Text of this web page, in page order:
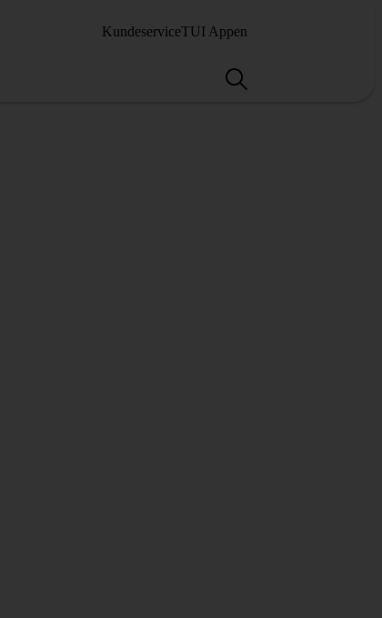
KundeserviceTUI Appen